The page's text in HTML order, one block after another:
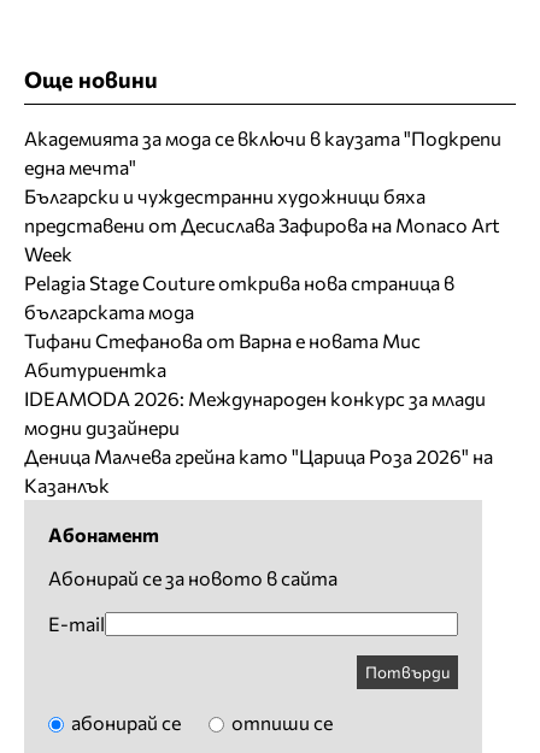
Още новини
Академията за мода се включи в каузата "Подкрепи
една мечта"
Български и чуждестранни художници бяха
представени от Десислава Зафирова на Monaco Art
Week
Pelagia Stage Couture открива нова страница в
българската мода
Тифани Стефанова от Варна е новата Мис
Абитуриентка
IDEAMODA 2026: Международен конкурс за млади
модни дизайнери
Деница Малчева грейна като "Царица Роза 2026" на
Казанлък
Абонамент
Абонирай се за новото в сайта
E-mail
Потвърди
абонирай се отпиши се